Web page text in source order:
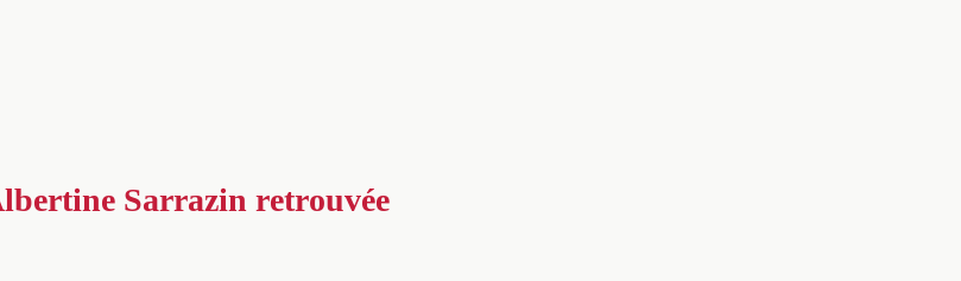
Sarrazin retrouvée